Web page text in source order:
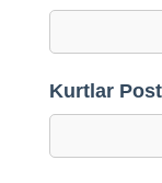
Kurtlar